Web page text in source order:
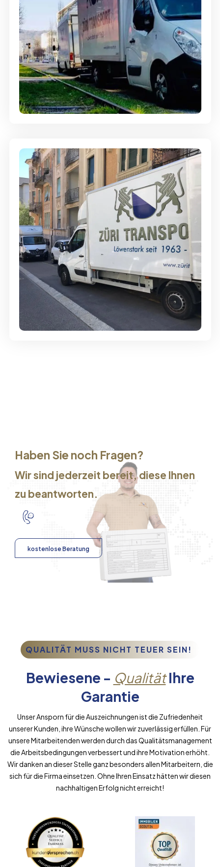
Ein- und Auspackservice
Günstige Umzüge - Hervorragender
Service
Haben Sie noch Fragen?
Wir sind jederzeit bereit, diese Ihnen
zu beantworten.
kostenlose Beratung
QUALITÄT MUSS NICHT TEUER SEIN!
Bewiesene - QualitätIhre
Garantie
Unser Ansporn für die Auszeichnungen ist die Zufriedenheit
unserer Kunden, ihre Wünsche wollen wir zuverlässig erfüllen. Für
unsere Mitarbeitenden werden durch das Qualitätsmanagement
die Arbeitsbedingungen verbessert und ihre Motivation erhöht.
Wir danken an dieser Stelle ganz besonders allen Mitarbeitern, die
sich für die Firma einsetzen. Ohne Ihren Einsatz hätten wir diesen
nachhaltigen Erfolg nicht erreicht!